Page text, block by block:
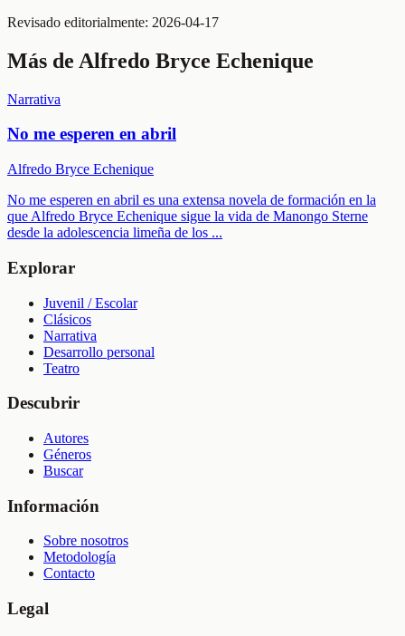
Revisado editorialmente: 2026-04-17
Más de Alfredo Bryce Echenique
Narrativa
No me esperen en abril
Alfredo Bryce Echenique
No me esperen en abril es una extensa novela de formación en la
que Alfredo Bryce Echenique sigue la vida de Manongo Sterne
desde la adolescencia limeña de los ...
Explorar
Juvenil / Escolar
Clásicos
Narrativa
Desarrollo personal
Teatro
Descubrir
Autores
Géneros
Buscar
Información
Sobre nosotros
Metodología
Contacto
Legal